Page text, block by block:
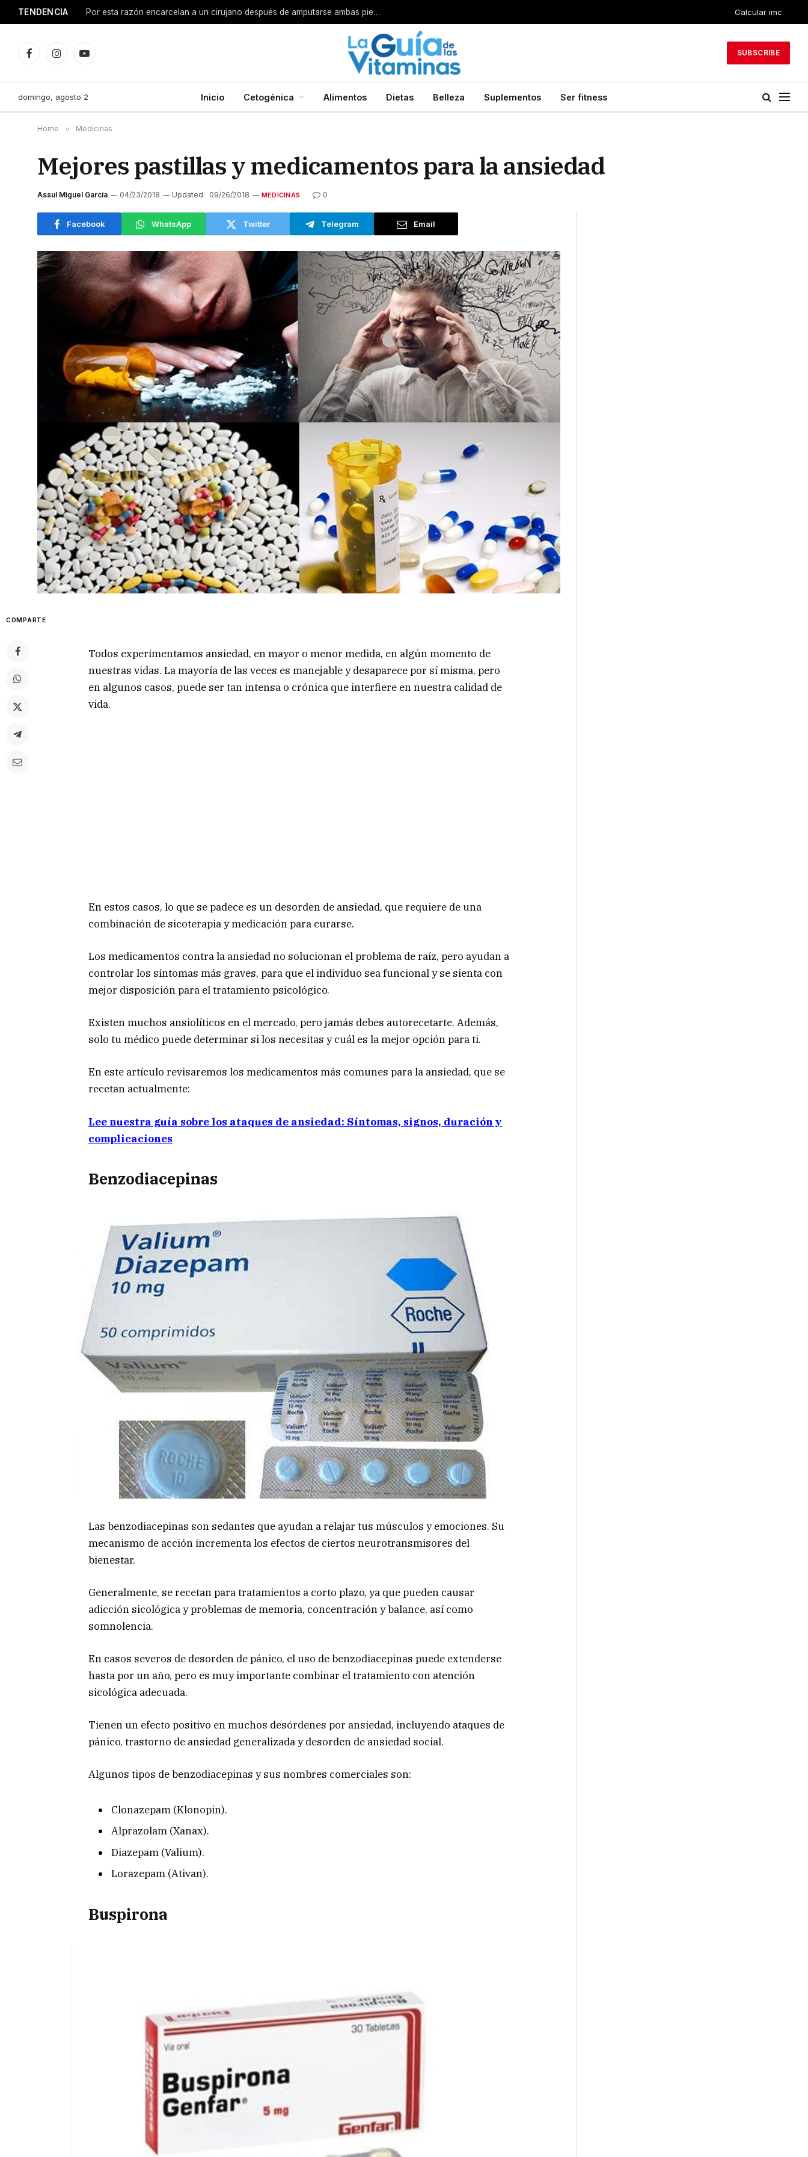
TENDENCIA Por esta razón encarcelan a un cirujano después de amputarse ambas piernas Calcular imc
FacebookInstagramYouTube
SUBSCRIBE
domingo, agosto 2 Inicio Cetogénica Alimentos Dietas Belleza Suplementos Ser fitness
Home » Medicinas
Mejores pastillas y medicamentos para la ansiedad
Assul Miguel García 04/23/2018 Updated: 09/26/2018 MEDICINAS 0
Facebook WhatsApp Twitter Telegram Email
COMPARTE
Todos experimentamos ansiedad, en mayor o menor medida, en algún momento de
nuestras vidas. La mayoría de las veces es manejable y desaparece por sí misma, pero
en algunos casos, puede ser tan intensa o crónica que interfiere en nuestra calidad de
vida.
En estos casos, lo que se padece es un desorden de ansiedad, que requiere de una
combinación de sicoterapia y medicación para curarse.
Los medicamentos contra la ansiedad no solucionan el problema de raíz, pero ayudan a
controlar los síntomas más graves, para que el individuo sea funcional y se sienta con
mejor disposición para el tratamiento psicológico.
Existen muchos ansiolíticos en el mercado, pero jamás debes autorecetarte. Además,
solo tu médico puede determinar si los necesitas y cuál es la mejor opción para ti.
En este artículo revisaremos los medicamentos más comunes para la ansiedad, que se
recetan actualmente:
Lee nuestra guía sobre los ataques de ansiedad: Síntomas, signos, duración y
complicaciones
Benzodiacepinas
Las benzodiacepinas son sedantes que ayudan a relajar tus músculos y emociones. Su
mecanismo de acción incrementa los efectos de ciertos neurotransmisores del
bienestar.
Generalmente, se recetan para tratamientos a corto plazo, ya que pueden causar
adicción sicológica y problemas de memoria, concentración y balance, así como
somnolencia.
En casos severos de desorden de pánico, el uso de benzodiacepinas puede extenderse
hasta por un año, pero es muy importante combinar el tratamiento con atención
sicológica adecuada.
Tienen un efecto positivo en muchos desórdenes por ansiedad, incluyendo ataques de
pánico, trastorno de ansiedad generalizada y desorden de ansiedad social.
Algunos tipos de benzodiacepinas y sus nombres comerciales son:
Clonazepam (Klonopin).
Alprazolam (Xanax).
Diazepam (Valium).
Lorazepam (Ativan).
Buspirona